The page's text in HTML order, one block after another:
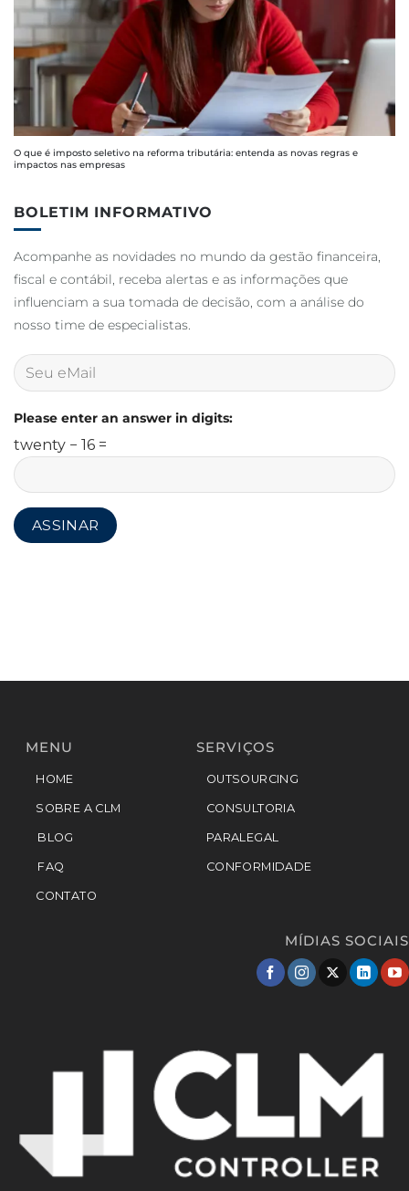
O que é imposto seletivo na reforma tributária: entenda as novas regras e
impactos nas empresas
BOLETIM INFORMATIVO
Acompanhe as novidades no mundo da gestão financeira,
fiscal e contábil, receba alertas e as informações que
influenciam a sua tomada de decisão, com a análise do
nosso time de especialistas.
Please enter an answer in digits:
twenty − 16 =
MENU
HOME
SOBRE A CLM
BLOG
FAQ
CONTATO
SERVIÇOS
OUTSOURCING
CONSULTORIA
PARALEGAL
CONFORMIDADE
MÍDIAS SOCIAIS